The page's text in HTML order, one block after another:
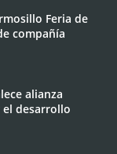
Feria de
compañía
alianza
desarrollo